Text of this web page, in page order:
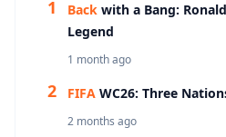
Back with a Bang:
Legend
1 month ago
FIFA WC26: Three
2 months ago